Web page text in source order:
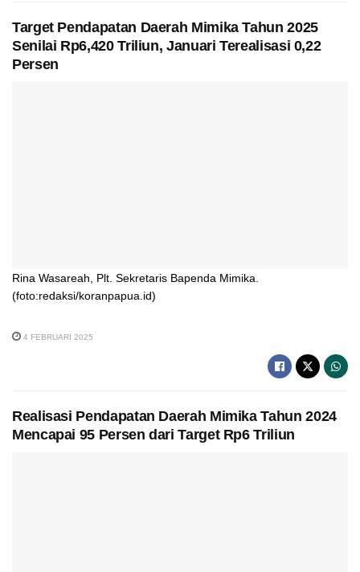
Target Pendapatan Daerah Mimika Tahun 2025
Senilai Rp6,420 Triliun, Januari Terealisasi 0,22
Persen
Rina Wasareah, Plt. Sekretaris Bapenda Mimika.
(foto:redaksi/koranpapua.id)
4 FEBRUARI 2025
Realisasi Pendapatan Daerah Mimika Tahun 2024
Mencapai 95 Persen dari Target Rp6 Triliun